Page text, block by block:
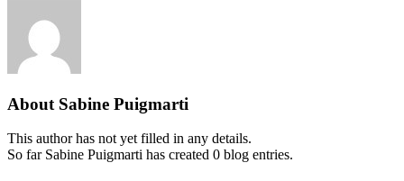
About Sabine Puigmarti
This author has not yet filled in any details.
So far Sabine Puigmarti has created 0 blog entries.